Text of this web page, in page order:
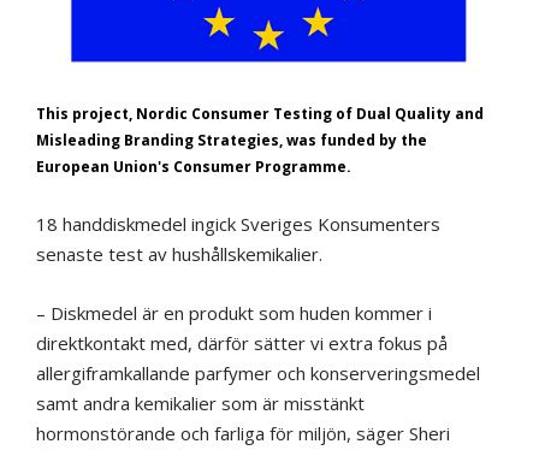
This project, Nordic Consumer Testing of Dual Quality and
Misleading Branding Strategies, was funded by the
European Union's Consumer Programme.
18 handdiskmedel ingick Sveriges Konsumenters
senaste test av hushållskemikalier.
– Diskmedel är en produkt som huden kommer i
direktkontakt med, därför sätter vi extra fokus på
allergiframkallande parfymer och konserveringsmedel
samt andra kemikalier som är misstänkt
hormonstörande och farliga för miljön, säger Sheri